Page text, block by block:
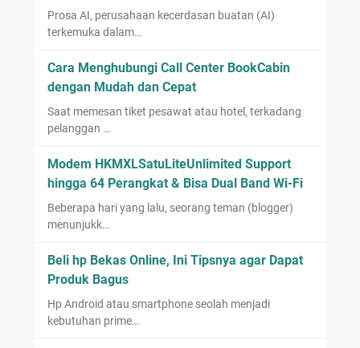
Prosa AI, perusahaan kecerdasan buatan (AI)
terkemuka dalam…
Cara Menghubungi Call Center BookCabin
dengan Mudah dan Cepat
Saat memesan tiket pesawat atau hotel, terkadang
pelanggan …
Modem HKMXLSatuLiteUnlimited Support
hingga 64 Perangkat & Bisa Dual Band Wi-Fi
Beberapa hari yang lalu, seorang teman (blogger)
menunjukk…
Beli hp Bekas Online, Ini Tipsnya agar Dapat
Produk Bagus
Hp Android atau smartphone seolah menjadi
kebutuhan prime…